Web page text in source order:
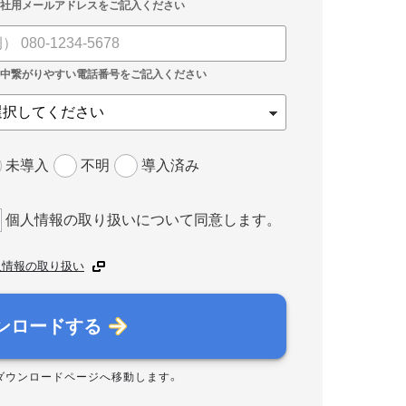
未導入 不明 導入済み
個人情報の取り扱いについて同意します。
報の取り扱い
ロードする
ウンロードページへ移動します。